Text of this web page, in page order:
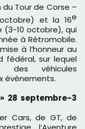
Tour de Corse –
et la 16e
(3-10 octobre), qui
à Rétromobile.
à l’honneur au
fédéral, sur lequel
des véhicules
évènements.
28 septembre-3
Cars, de GT, de